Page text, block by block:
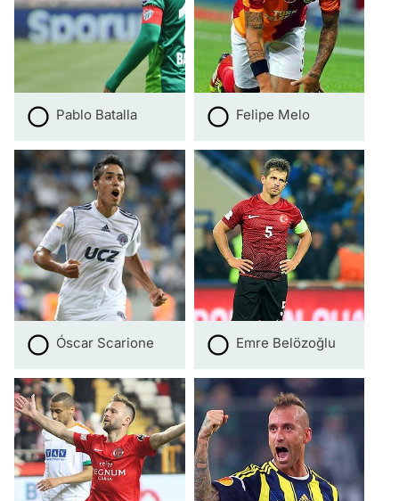
Pablo Batalla Felipe Melo
Óscar Scarione Emre Belözoğlu